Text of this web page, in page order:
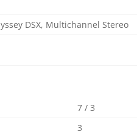
DSX, Multichannel Stereo
7 / 3
3